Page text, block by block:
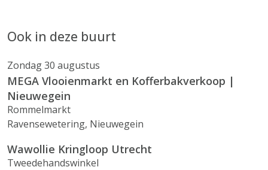
Ook in deze buurt
Zondag 30 augustus
MEGA Vlooienmarkt en Kofferbakverkoop |
Nieuwegein
Rommelmarkt
Ravensewetering, Nieuwegein
Wawollie Kringloop Utrecht
Tweedehandswinkel